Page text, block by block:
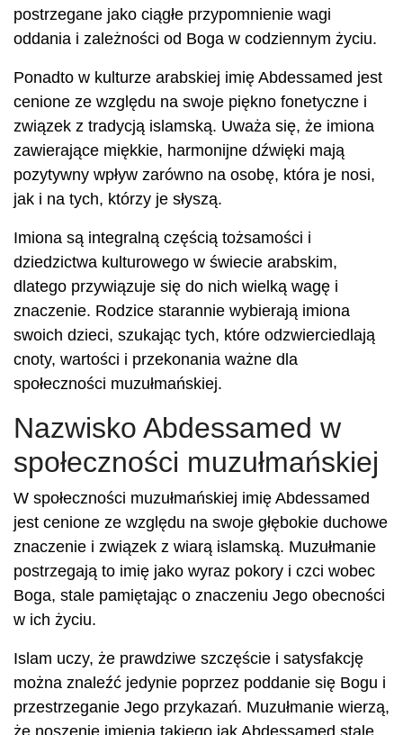
postrzegane jako ciągłe przypomnienie wagi
oddania i zależności od Boga w codziennym życiu.
Ponadto w kulturze arabskiej imię Abdessamed jest
cenione ze względu na swoje piękno fonetyczne i
związek z tradycją islamską. Uważa się, że imiona
zawierające miękkie, harmonijne dźwięki mają
pozytywny wpływ zarówno na osobę, która je nosi,
jak i na tych, którzy je słyszą.
Imiona są integralną częścią tożsamości i
dziedzictwa kulturowego w świecie arabskim,
dlatego przywiązuje się do nich wielką wagę i
znaczenie. Rodzice starannie wybierają imiona
swoich dzieci, szukając tych, które odzwierciedlają
cnoty, wartości i przekonania ważne dla
społeczności muzułmańskiej.
Nazwisko Abdessamed w
społeczności muzułmańskiej
W społeczności muzułmańskiej imię Abdessamed
jest cenione ze względu na swoje głębokie duchowe
znaczenie i związek z wiarą islamską. Muzułmanie
postrzegają to imię jako wyraz pokory i czci wobec
Boga, stale pamiętając o znaczeniu Jego obecności
w ich życiu.
Islam uczy, że prawdziwe szczęście i satysfakcję
można znaleźć jedynie poprzez poddanie się Bogu i
przestrzeganie Jego przykazań. Muzułmanie wierzą,
że noszenie imienia takiego jak Abdessamed stale